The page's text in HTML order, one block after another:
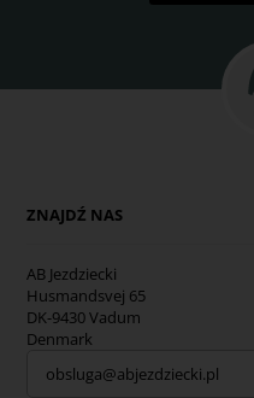
ZNAJDŹ NAS
AB Jezdziecki
Husmandsvej 65
DK-9430 Vadum
Denmark
obsluga@abjezdziecki.pl